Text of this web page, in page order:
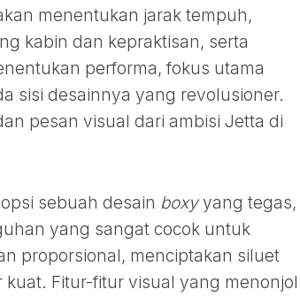
menentukan jarak tempuh,
kabin dan kepraktisan, serta
performa, fokus utama
sisi desainnya yang revolusioner.
pesan visual dari ambisi Jetta di
sebuah desain boxyyang tegas,
yang sangat cocok untuk
proporsional, menciptakan siluet
Fitur-fitur visual yang menonjol